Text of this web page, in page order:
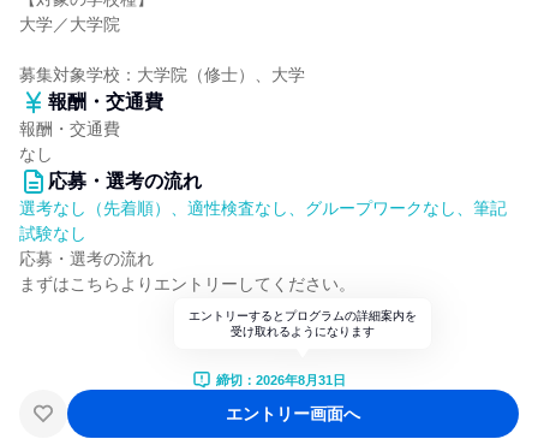
大学／大学院
募集対象学校：大学院（修士）、大学
報酬・交通費
報酬・交通費
なし
応募・選考の流れ
選考なし（先着順）、適性検査なし、グループワークなし、筆記
試験なし
応募・選考の流れ
まずはこちらよりエントリーしてください。
エントリーするとプログラムの詳細案内を
受け取れるようになります
締切：2026年8月31日
エントリー画面へ